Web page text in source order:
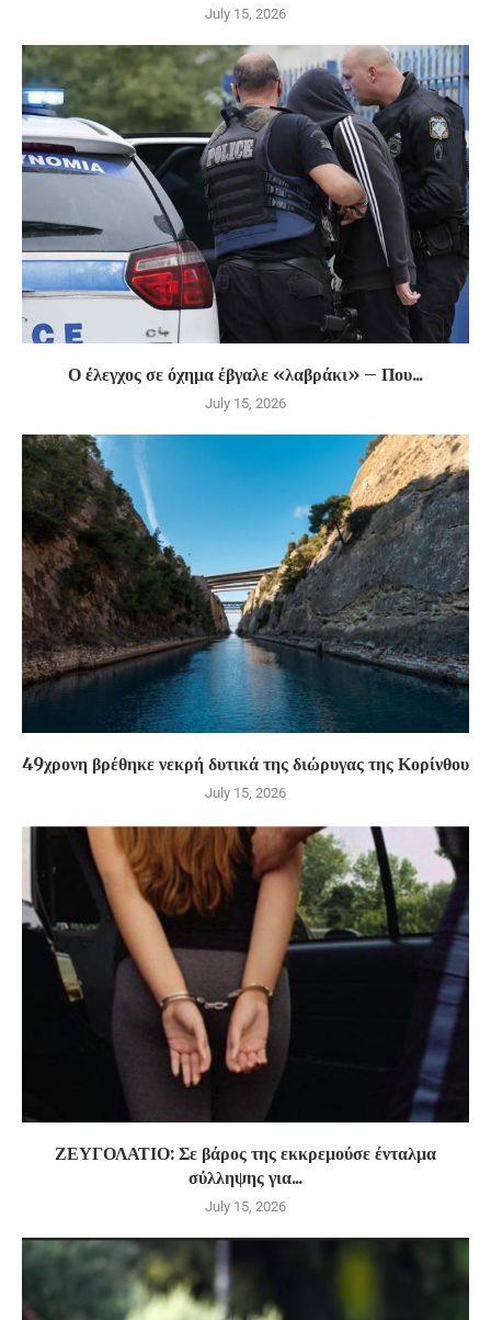
July 15, 2026
Ο έλεγχος σε όχημα έβγαλε «λαβράκι» – Που...
July 15, 2026
49χρονη βρέθηκε νεκρή δυτικά της διώρυγας της Κορίνθου
July 15, 2026
ΖΕΥΓΟΛΑΤΙΟ: Σε βάρος της εκκρεμούσε ένταλμα
σύλληψης για...
July 15, 2026